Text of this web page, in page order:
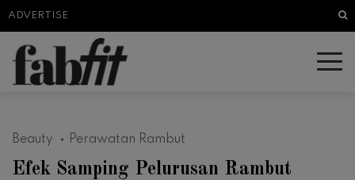
ADVERTISE
Beauty Perawatan Rambut
Efek Samping Pelurusan Rambut